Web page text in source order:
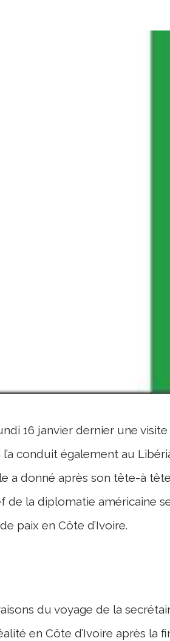
16 janvier dernier une
conduit également au
a donné après son tête-à
de la diplomatie américaine
paix en Côte d’Ivoire.
du voyage de la
en Côte d’Ivoire après la